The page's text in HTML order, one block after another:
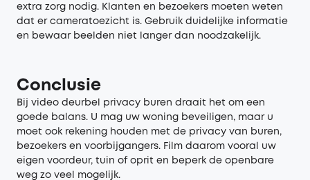
extra zorg nodig. Klanten en bezoekers moeten weten
dat er cameratoezicht is. Gebruik duidelijke informatie
en bewaar beelden niet langer dan noodzakelijk.
Conclusie
Bij video deurbel privacy buren draait het om een
goede balans. U mag uw woning beveiligen, maar u
moet ook rekening houden met de privacy van buren,
bezoekers en voorbijgangers. Film daarom vooral uw
eigen voordeur, tuin of oprit en beperk de openbare
weg zo veel mogelijk.